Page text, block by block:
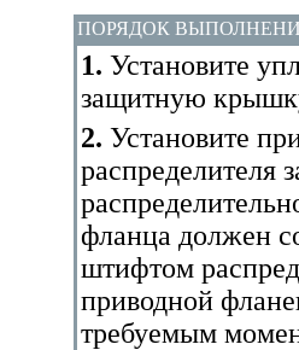
ПОРЯДОК
1. Установите
защитную
2. Установите
распределителя
фланца должен
штифтом
приводной
требуемым